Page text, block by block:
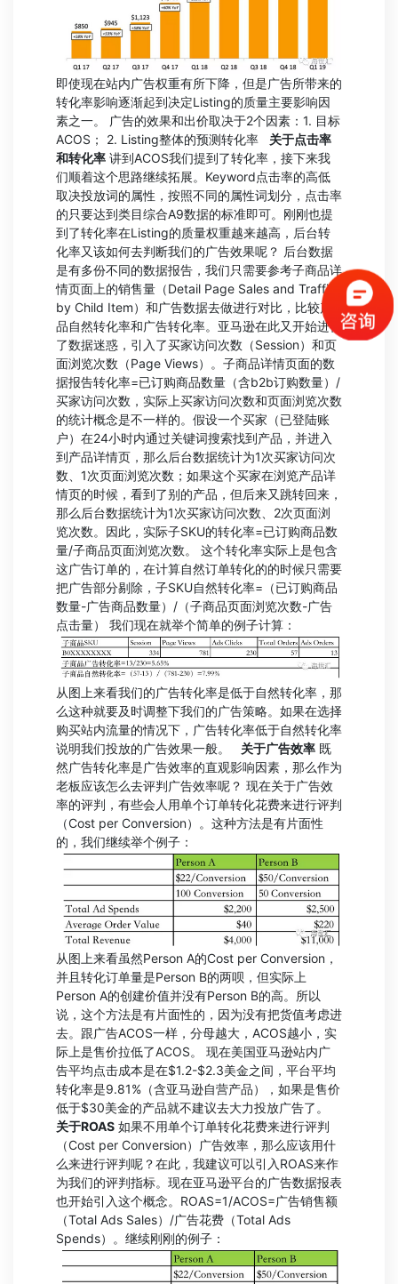
即使现在站内广告权重有所下降，但是广告所带来的
转化率影响逐渐起到决定Listing的质量主要影响因
素之一。 广告的效果和出价取决于2个因素：1. 目标
ACOS； 2. Listing整体的预测转化率 关于点击率
和转化率 讲到ACOS我们提到了转化率，接下来我
们顺着这个思路继续拓展。Keyword点击率的高低
取决投放词的属性，按照不同的属性词划分，点击率
的只要达到类目综合A9数据的标准即可。刚刚也提
到了转化率在Listing的质量权重越来越高，后台转
化率又该如何去判断我们的广告效果呢？ 后台数据
是有多份不同的数据报告，我们只需要参考子商品详
情页面上的销售量（Detail Page Sales and Traffic
by Child Item）和广告数据去做进行对比，比较产
品自然转化率和广告转化率。亚马逊在此又开始进行
了数据迷惑，引入了买家访问次数（Session）和页
面浏览次数（Page Views）。子商品详情页面的数
据报告转化率=已订购商品数量（含b2b订购数量）/
买家访问次数，实际上买家访问次数和页面浏览次数
的统计概念是不一样的。假设一个买家（已登陆账
户）在24小时内通过关键词搜索找到产品，并进入
到产品详情页，那么后台数据统计为1次买家访问次
数、1次页面浏览次数；如果这个买家在浏览产品详
情页的时候，看到了别的产品，但后来又跳转回来，
那么后台数据统计为1次买家访问次数、2次页面浏
览次数。因此，实际子SKU的转化率=已订购商品数
量/子商品页面浏览次数。 这个转化率实际上是包含
这广告订单的，在计算自然订单转化的的时候只需要
把广告部分剔除，子SKU自然转化率=（已订购商品
数量-广告商品数量）/（子商品页面浏览次数-广告
点击量） 我们现在就举个简单的例子计算：
从图上来看我们的广告转化率是低于自然转化率，那
么这种就要及时调整下我们的广告策略。如果在选择
购买站内流量的情况下，广告转化率低于自然转化率
说明我们投放的广告效果一般。 关于广告效率 既
然广告转化率是广告效率的直观影响因素，那么作为
老板应该怎么去评判广告效率呢？ 现在关于广告效
率的评判，有些会人用单个订单转化花费来进行评判
（Cost per Conversion）。这种方法是有片面性
的，我们继续举个例子：
从图上来看虽然Person A的Cost per Conversion，
并且转化订单量是Person B的两呗，但实际上
Person A的创建价值并没有Person B的高。所以
说，这个方法是有片面性的，因为没有把货值考虑进
去。跟广告ACOS一样，分母越大，ACOS越小，实
际上是售价拉低了ACOS。 现在美国亚马逊站内广
告平均点击成本是在$1.2-$2.3美金之间，平台平均
转化率是9.81%（含亚马逊自营产品），如果是售价
低于$30美金的产品就不建议去大力投放广告了。
关于ROAS 如果不用单个订单转化花费来进行评判
（Cost per Conversion）广告效率，那么应该用什
么来进行评判呢？在此，我建议可以引入ROAS来作
为我们的评判指标。现在亚马逊平台的广告数据报表
也开始引入这个概念。ROAS=1/ACOS=广告销售额
（Total Ads Sales）/广告花费（Total Ads
Spends）。继续刚刚的例子：